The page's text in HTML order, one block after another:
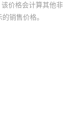
价格会计算其他
销售价格。